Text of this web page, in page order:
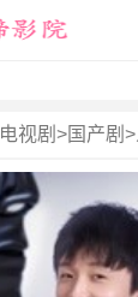
电视剧 >国产剧 >